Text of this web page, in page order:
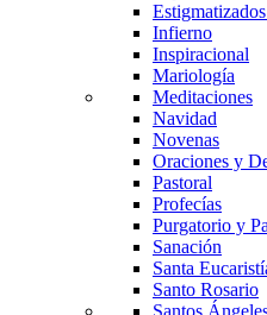
Infierno
Inspiracional
Mariología
Meditaciones
Navidad
Novenas
Oraciones y
Pastoral
Profecías
Purgatorio y
Sanación
Santa
Santo Rosario
Santos